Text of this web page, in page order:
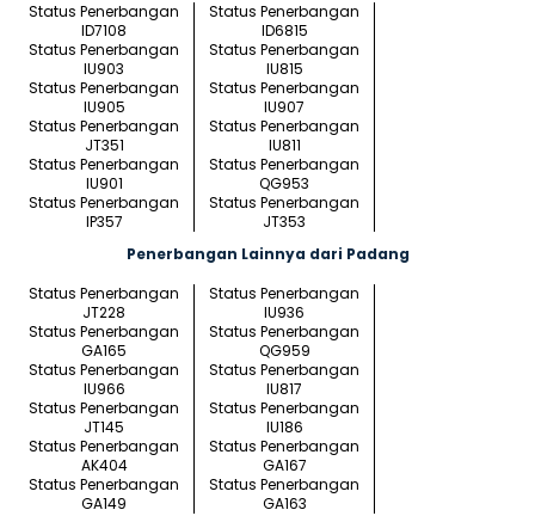
Status Penerbangan
ID7108
Status Penerbangan
ID6815
Status Penerbangan
IU903
Status Penerbangan
IU815
Status Penerbangan
IU905
Status Penerbangan
IU907
Status Penerbangan
JT351
Status Penerbangan
IU811
Status Penerbangan
IU901
Status Penerbangan
QG953
Status Penerbangan
IP357
Status Penerbangan
JT353
Penerbangan Lainnya dari Padang
Status Penerbangan
JT228
Status Penerbangan
IU936
Status Penerbangan
GA165
Status Penerbangan
QG959
Status Penerbangan
IU966
Status Penerbangan
IU817
Status Penerbangan
JT145
Status Penerbangan
IU186
Status Penerbangan
AK404
Status Penerbangan
GA167
Status Penerbangan
GA149
Status Penerbangan
GA163